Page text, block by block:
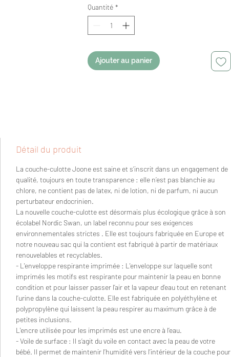
Quantité *
Ajouter au panier
Détail du produit
La couche-culotte Joone est saine et s’inscrit dans un engagement de
qualité, toujours en toute transparence : elle n’est pas blanchie au
chlore, ne contient pas de latex, ni de lotion, ni de parfum, ni aucun
perturbateur endocrinien.
La nouvelle couche-culotte est désormais plus écologique grâce à son
écolabel Nordic Swan, un label reconnu pour ses exigences
environnementales strictes . Elle est toujours fabriquée en Europe et
notre nouveau sac qui la contient est fabriqué à partir de matériaux
renouvelables et recyclables.
- L'enveloppe respirante imprimée : L'enveloppe sur laquelle sont
imprimés les motifs est respirante pour maintenir la peau en bonne
condition et pour laisser passer l’air et la vapeur d’eau tout en retenant
l’urine dans la couche-culotte. Elle est fabriquée en polyéthylène et
polypropylène qui laissent la peau respirer au maximum grâce à de
petites inclusions.
L'encre utilisée pour les imprimés est une encre à l’eau.
- Voile de surface : Il s’agit du voile en contact avec la peau de votre
bébé. Il permet de maintenir l’humidité vers l’intérieur de la couche pour